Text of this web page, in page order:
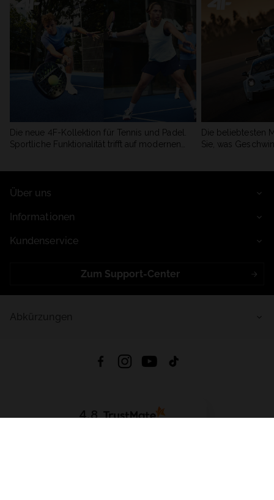
Die neue 4F-Kollektion für Tennis und Padel.
Sportliche Funktionalität trifft auf modernen
Die beliebtesten
Sie, was
Über uns
Informationen
Kundenservice
Zum Support-Center
4.8